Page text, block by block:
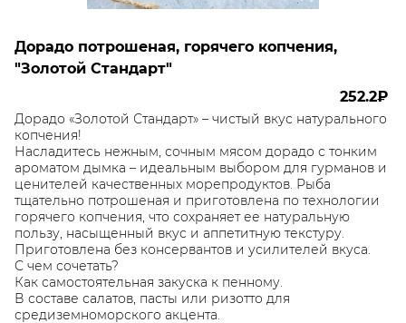
Дорадо потрошеная, горячего копчения,
"Золотой Стандарт"
252.2₽
Дорадо «Золотой Стандарт» – чистый вкус натурального
копчения!
Насладитесь нежным, сочным мясом дорадо с тонким
ароматом дымка – идеальным выбором для гурманов и
ценителей качественных морепродуктов. Рыба
тщательно потрошеная и приготовлена по технологии
горячего копчения, что сохраняет ее натуральную
пользу, насыщенный вкус и аппетитную текстуру.
Приготовлена без консервантов и усилителей вкуса.
С чем сочетать?
Как самостоятельная закуска к пенному.
В составе салатов, пасты или ризотто для
средиземноморского акцента.